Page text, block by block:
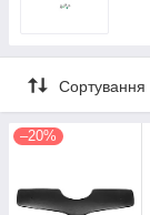
Сортування
–20%